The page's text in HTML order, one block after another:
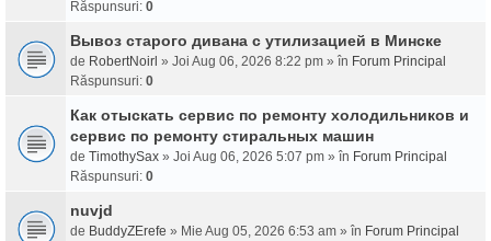
Răspunsuri: 0
Вывоз старого дивана с утилизацией в Минске
de RobertNoirl » Joi Aug 06, 2026 8:22 pm » în Forum Principal
Răspunsuri: 0
Как отыскать сервис по ремонту холодильников и
сервис по ремонту стиральных машин
de TimothySax » Joi Aug 06, 2026 5:07 pm » în Forum Principal
Răspunsuri: 0
nuvjd
de BuddyZErefe » Mie Aug 05, 2026 6:53 am » în Forum Principal